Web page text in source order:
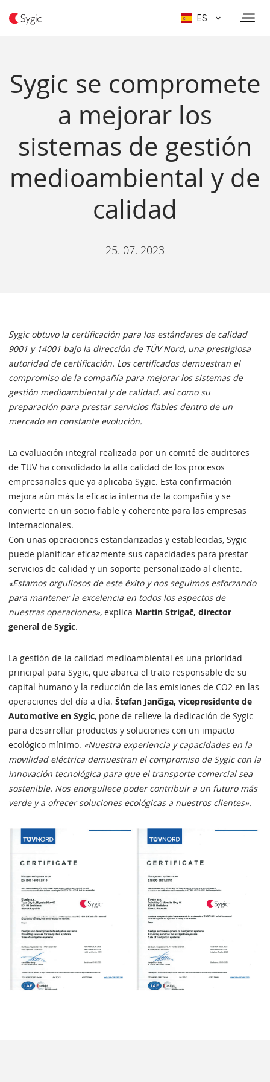
ES
Sygic se compromete
a mejorar los
sistemas de gestión
medioambiental y de
calidad
25. 07. 2023
Sygic obtuvo la certificación para los estándares de calidad
9001 y 14001 bajo la dirección de TÜV Nord, una prestigiosa
autoridad de certificación. Los certificados demuestran el
compromiso de la compañía para mejorar los sistemas de
gestión medioambiental y de calidad. así como su
preparación para prestar servicios fiables dentro de un
mercado en constante evolución.
La evaluación integral realizada por un comité de auditores
de TÜV ha consolidado la alta calidad de los procesos
empresariales que ya aplicaba Sygic. Esta confirmación
mejora aún más la eficacia interna de la compañía y se
convierte en un socio fiable y coherente para las empresas
internacionales.
Con unas operaciones estandarizadas y establecidas, Sygic
puede planificar eficazmente sus capacidades para prestar
servicios de calidad y un soporte personalizado al cliente.
«Estamos orgullosos de este éxito y nos seguimos esforzando
para mantener la excelencia en todos los aspectos de
nuestras operaciones», explica Martin Strigač, director
general de Sygic.
La gestión de la calidad medioambiental es una prioridad
principal para Sygic, que abarca el trato responsable de su
capital humano y la reducción de las emisiones de CO2 en las
operaciones del día a día. Štefan Jančiga, vicepresidente de
Automotive en Sygic, pone de relieve la dedicación de Sygic
para desarrollar productos y soluciones con un impacto
ecológico mínimo. «Nuestra experiencia y capacidades en la
movilidad eléctrica demuestran el compromiso de Sygic con la
innovación tecnológica para que el transporte comercial sea
sostenible. Nos enorgullece poder contribuir a un futuro más
verde y a ofrecer soluciones ecológicas a nuestros clientes».